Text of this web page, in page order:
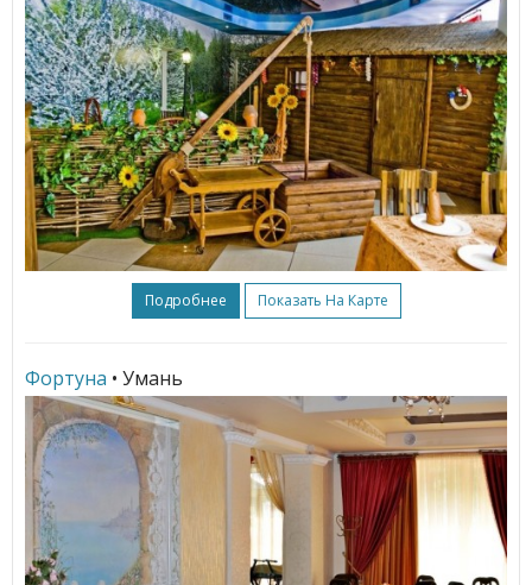
Подробнее Показать На Карте
Фортуна • Умань